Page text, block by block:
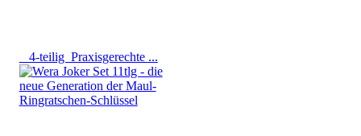
4-teilig Praxisgerechte ...